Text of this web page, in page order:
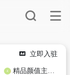
立即入驻
精品颜值主播定制